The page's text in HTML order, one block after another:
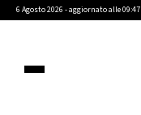
6 Agosto 2026 - aggiornato alle 09:47